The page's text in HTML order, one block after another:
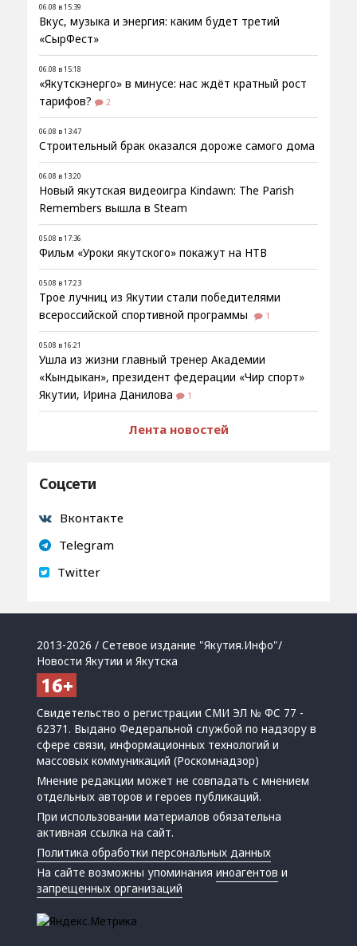
06.08 в 15:39
Вкус, музыка и энергия: каким будет третий
«СырФест»
06.08 в 15:18
«Якутскэнерго» в минусе: нас ждёт кратный рост
тарифов?
2
06.08 в 13:47
Строительный брак оказался дороже самого дома
06.08 в 13:20
Новый якутская видеоигра Kindawn: The Parish
Remembers вышла в Steam
05.08 в 17:36
Фильм «Уроки якутского» покажут на НТВ
05.08 в 17:23
Трое лучниц из Якутии стали победителями
всероссийской спортивной программы
1
05.08 в 16:21
Ушла из жизни главный тренер Академии
«Кындыкан», президент федерации «Чир спорт»
Якутии, Ирина Данилова
1
Лента новостей
Соцсети
Вконтакте
Telegram
Twitter
2013-2026 / Сетевое издание "Якутия.Инфо"/
Новости Якутии и Якутска
Свидетельство о регистрации СМИ ЭЛ № ФС 77 -
62371. Выдано Федеральной службой по надзору в
сфере связи, информационных технологий и
массовых коммуникаций (Роскомнадзор)
Мнение редакции может не совпадать с мнением
отдельных авторов и героев публикаций.
При использовании материалов обязательна
активная ссылка на сайт.
Политика обработки персональных данных
На сайте возможны упоминанияиноагентов и
запрещенных организаций